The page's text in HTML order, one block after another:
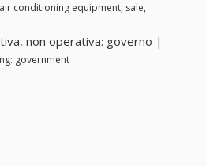
conditioning equipment, sale,
non operativa: governo |
government